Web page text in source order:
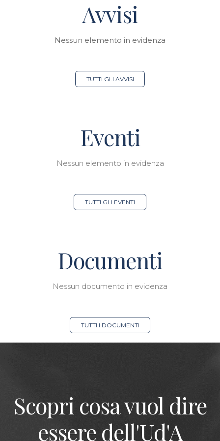
Avvisi
Nessun elemento in evidenza
TUTTI GLI AVVISI
Eventi
Nessun elemento in evidenza
TUTTI GLI EVENTI
Documenti
Nessun documento in evidenza
TUTTI I DOCUMENTI
Scopri cosa vuol dire
essere dell'Ud'A